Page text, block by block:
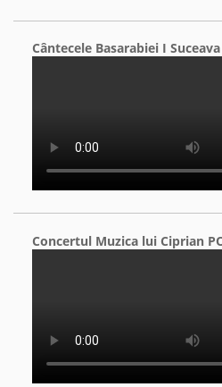
Cântecele Basarabiei I Suceava
Concertul Muzica lui Ciprian